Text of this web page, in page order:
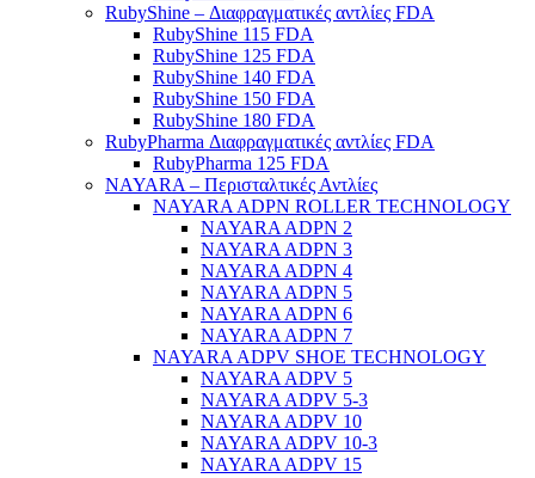
RubyShine – Διαφραγματικές αντλίες FDA
RubyShine 115 FDA
RubyShine 125 FDA
RubyShine 140 FDA
RubyShine 150 FDA
RubyShine 180 FDA
RubyPharma Διαφραγματικές αντλίες FDA
RubyPharma 125 FDA
NAYARA – Περισταλτικές Αντλίες
NAYARA ADPN ROLLER TECHNOLOGY
NAYARA ADPN 2
NAYARA ADPN 3
NAYARA ADPN 4
NAYARA ADPN 5
NAYARA ADPN 6
NAYARA ADPN 7
NAYARA ADPV SHOE TECHNOLOGY
NAYARA ADPV 5
NAYARA ADPV 5-3
NAYARA ADPV 10
NAYARA ADPV 10-3
NAYARA ADPV 15